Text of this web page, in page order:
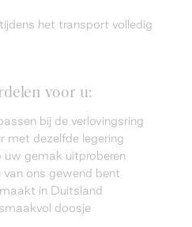
het transport volledig
voor u:
bij de verlovingsring
met dezelfde legering
gemak uitproberen
ons gewend bent
in Duitsland
doosje